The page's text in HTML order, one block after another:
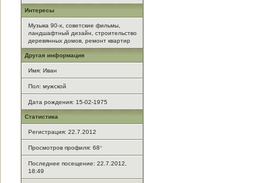
Интересы
Музыка 90-х, советские фильмы,
ландшафтный дизайн, строительство
деревянных домов, ремонт квартир
Другая информация
Имя: Иван
Пол: мужской
Дата рождения: 15-02-1975
Статистика
Регистрация: 22.7.2012
Просмотров профиля: 68*
Последнее посещение: 22.7.2012,
18:49